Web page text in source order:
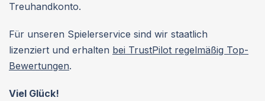
Treuhandkonto.
Für unseren Spielerservice sind wir staatlich
lizenziert und erhalten bei TrustPilot regelmäßig Top-
Bewertungen.
Viel Glück!